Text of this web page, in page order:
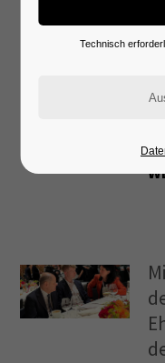
Lorem ipsum dolor
Get in touch
Cybersteel Inc.
376-293 City Road,
San Francisco, CA
Technisch